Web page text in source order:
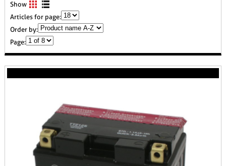
Show
Articles for page:
Order by:
Page: